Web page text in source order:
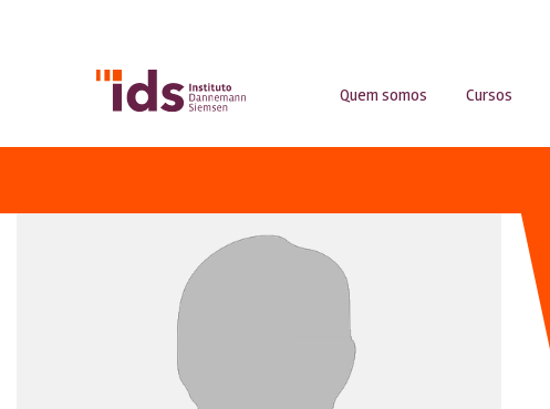
Quem somos Cursos